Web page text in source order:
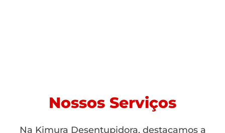
Nossos Serviços
Na Kimura Desentupidora, destacamos a